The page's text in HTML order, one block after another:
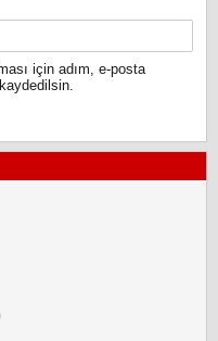
için adım, e-posta